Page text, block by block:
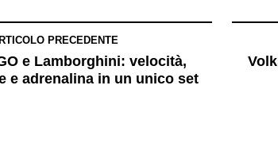
PRECEDENTE
e Lamborghini: velocità,
e adrenalina in un unico set